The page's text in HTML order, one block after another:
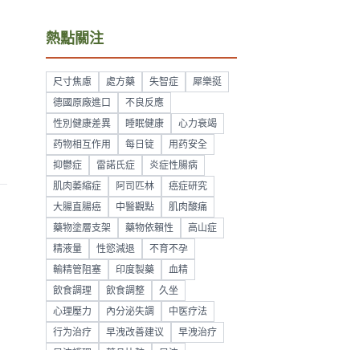
熱點關注
尺寸焦慮 處方藥 失智症 犀樂挺
德國原廠進口 不良反應
性別健康差異 睡眠健康 心力衰竭
药物相互作用 每日锭 用药安全
抑鬱症 雷諾氏症 炎症性腸病
肌肉萎縮症 阿司匹林 癌症研究
大腸直腸癌 中醫觀點 肌肉酸痛
藥物塗層支架 藥物依賴性 高山症
精液量 性慾減退 不育不孕
輸精管阻塞 印度製藥 血精
飲食調理 飲食調整 久坐
心理壓力 內分泌失調 中医疗法
行为治疗 早洩改善建议 早洩治疗